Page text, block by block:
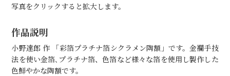
写真をクリックすると拡大します。
作品説明
小野達郎 作 「彩箔プラチナ箔シクラメン陶額」です。金襴手技
法を使い金箔､プラチナ箔、色箔など様々な箔を使用し製作した
色鮮やかな陶額です。